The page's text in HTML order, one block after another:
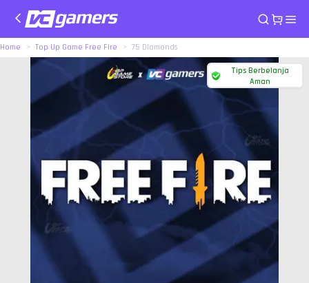
Home Top Up Game Free Fire 75 Diamonds
Tips Berbelanja
Aman